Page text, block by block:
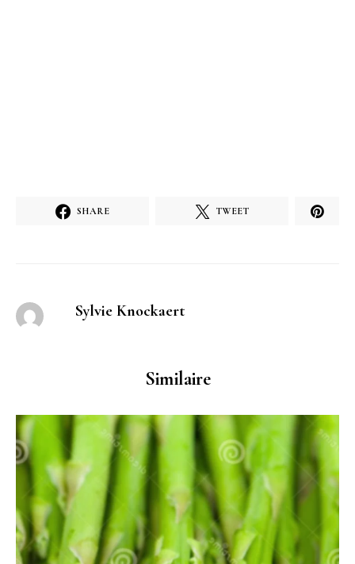
SHARE TWEET
Sylvie Knockaert
Similaire